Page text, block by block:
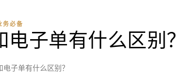
务必备
子单有什么区别？
电子单有什么区别？